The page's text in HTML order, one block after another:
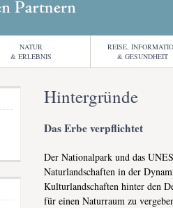
Hintergründe
Das Erbe verpflichtet
Der Nationalpark und das
Naturlandschaften in der
Kulturlandschaften hinter den
für einen Naturraum zu
NATUR
& ERLEBNIS
REISE,
& GESUNDHEIT